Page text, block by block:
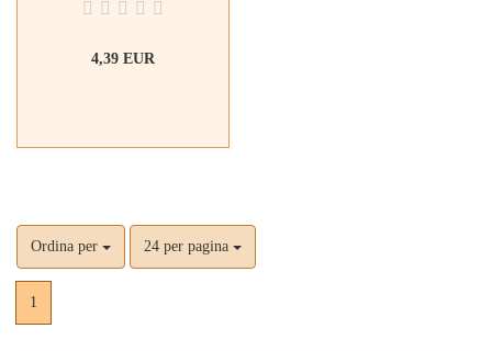
4,39 EUR
Ordina per 24 per pagina
1